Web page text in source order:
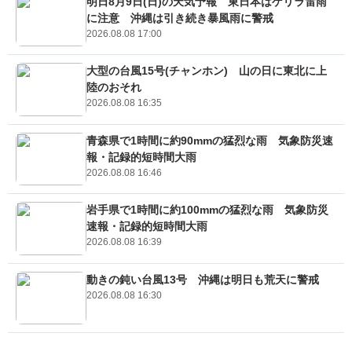
に注意 沖縄は引き続き暴風雨に警戒
2026.08.08 17:00
大型の台風15号(チャンホン) 山の日に東北に上
陸のおそれ
2026.08.08 16:35
青森県で1時間に約90mmの猛烈な雨 気象防災速
報・記録的短時間大雨
2026.08.08 16:46
岩手県で1時間に約100mmの猛烈な雨 気象防災
速報・記録的短時間大雨
2026.08.08 16:39
動きの鈍い台風13号 沖縄は明日も荒天に警戒
2026.08.08 16:30